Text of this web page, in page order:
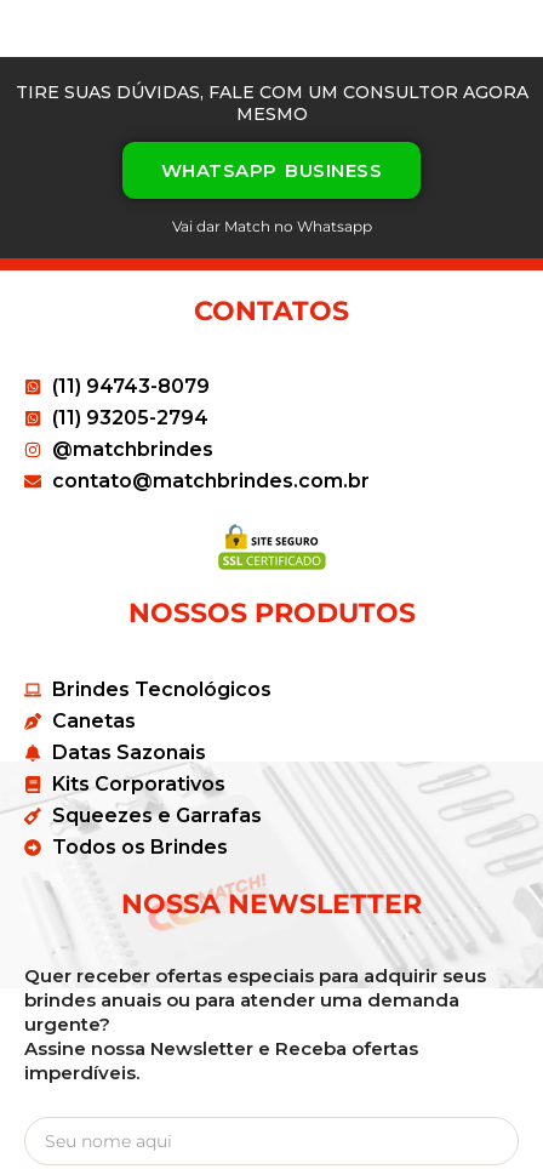
TIRE SUAS DÚVIDAS, FALE COM UM CONSULTOR AGORA
MESMO
WHATSAPP BUSINESS
Vai dar Match no Whatsapp
CONTATOS
(11) 94743-8079
(11) 93205-2794
@matchbrindes
contato@matchbrindes.com.br
NOSSOS PRODUTOS
Brindes Tecnológicos
Canetas
Datas Sazonais
Kits Corporativos
Squeezes e Garrafas
Todos os Brindes
NOSSA NEWSLETTER
Quer receber ofertas especiais para adquirir seus
brindes anuais ou para atender uma demanda
urgente?
Assine nossa Newsletter e Receba ofertas
imperdíveis.